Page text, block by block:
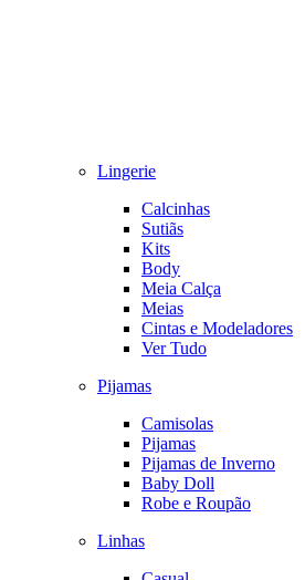
Lingerie
Calcinhas
Sutiãs
Kits
Body
Meia Calça
Meias
Cintas e Modeladores
Ver Tudo
Pijamas
Camisolas
Pijamas
Pijamas de Inverno
Baby Doll
Robe e Roupão
Linhas